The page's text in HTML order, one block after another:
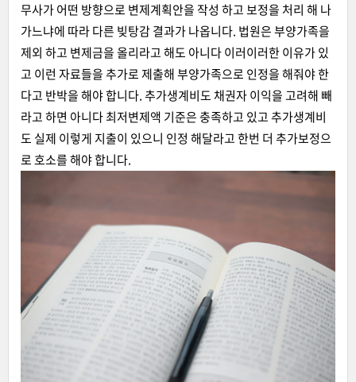
무사가 어떤 방향으로 변제계획안을 작성 하고 보정을 처리 해 나
가느냐에 따라 다른 빚탕감 결과가 나옵니다. 법원은 부양가족을
제외 하고 변제금을 올리라고 해도 아니다 이러이러한 이유가 있
고 이런 자료들을 추가로 제출해 부양가족으로 인정을 해줘야 한
다고 반박을 해야 합니다. 추가생계비도 채권자 이익을 고려해 빼
라고 하면 아니다 최저변제액 기준은 충족하고 있고 추가생계비
도 실제 이렇게 지출이 있으니 인정 해달라고 한번 더 추가보정으
로 호소를 해야 합니다.